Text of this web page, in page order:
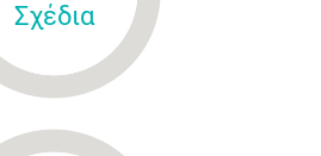
Σχέδια